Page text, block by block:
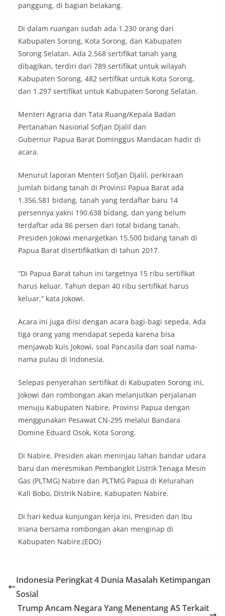
panggung, di bagian belakang.
Di dalam ruangan sudah ada 1.230 orang dari
Kabupaten Sorong, Kota Sorong, dan Kabupaten
Sorong Selatan. Ada 2.568 sertifikat tanah yang
dibagikan, terdiri dari 789 sertifikat untuk wilayah
Kabupaten Sorong, 482 sertifikat untuk Kota Sorong,
dan 1.297 sertifikat untuk Kabupaten Sorong Selatan.
Menteri Agraria dan Tata Ruang/Kepala Badan
Pertanahan Nasional Sofjan Djalil dan
Gubernur Papua Barat Dominggus Mandacan hadir di
acara.
Menurut laporan Menteri Sofjan Djalil, perkiraan
jumlah bidang tanah di Provinsi Papua Barat ada
1.356.581 bidang, tanah yang terdaftar baru 14
persennya yakni 190.638 bidang, dan yang belum
terdaftar ada 86 persen dari total bidang tanah.
Presiden Jokowi menargetkan 15.500 bidang tanah di
Papua Barat disertifikatkan di tahun 2017.
“Di Papua Barat tahun ini targetnya 15 ribu sertifikat
harus keluar. Tahun depan 40 ribu sertifikat harus
keluar,” kata Jokowi.
Acara ini juga diisi dengan acara bagi-bagi sepeda. Ada
tiga orang yang mendapat sepeda karena bisa
menjawab kuis Jokowi, soal Pancasila dan soal nama-
nama pulau di Indonesia.
Selepas penyerahan sertifikat di Kabupaten Sorong ini,
Jokowi dan rombongan akan melanjutkan perjalanan
menuju Kabupaten Nabire, Provinsi Papua dengan
menggunakan Pesawat CN-295 melalui Bandara
Domine Eduard Osok, Kota Sorong.
Di Nabire, Presiden akan meninjau lahan bandar udara
baru dan meresmikan Pembangkit Listrik Tenaga Mesin
Gas (PLTMG) Nabire dan PLTMG Papua di Kelurahan
Kali Bobo, Distrik Nabire, Kabupaten Nabire.
Di hari kedua kunjungan kerja ini, Presiden dan Ibu
Iriana bersama rombongan akan menginap di
Kabupaten Nabire.(EDO)
Indonesia Peringkat 4 Dunia Masalah Ketimpangan
Sosial
Trump Ancam Negara Yang Menentang AS Terkait